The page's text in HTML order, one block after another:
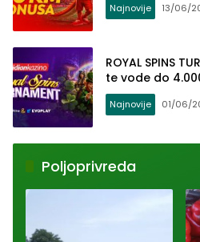
Najnovije 13/06/
ROYAL SPINS
te vode do
Najnovije 01/06/
Poljoprivreda